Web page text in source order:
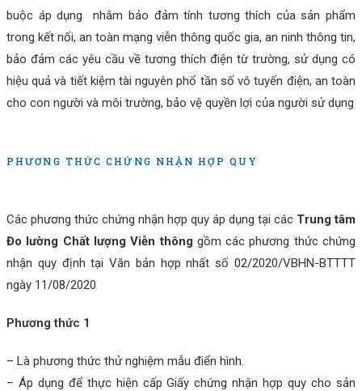
buộc áp dụng nhằm bảo đảm tính tương thích của sản phẩm
trong kết nối, an toàn mạng viễn thông quốc gia, an ninh thông tin,
bảo đảm các yêu cầu về tương thích điện từ trường, sử dụng có
hiệu quả và tiết kiệm tài nguyên phổ tần số vô tuyến điện, an toàn
cho con người và môi trường, bảo vệ quyền lợi của người sử dụng
PHƯƠNG THỨC CHỨNG NHẬN HỢP QUY
Các phương thức chứng nhận hợp quy áp dụng tại các Trung tâm
Đo lường Chất lượng Viễn thông gồm các phương thức chứng
nhận quy định tại Văn bản hợp nhất số 02/2020/VBHN-BTTTT
ngày 11/08/2020
Phương thức 1
– Là phương thức thử nghiệm mẫu điển hình.
– Áp dụng để thực hiện cấp Giấy chứng nhận hợp quy cho sản